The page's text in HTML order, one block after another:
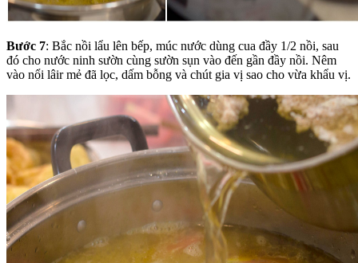
Bước 7: Bắc nồi lẩu lên bếp, múc nước dùng cua đầy 1/2 nồi, sau
đó cho nước ninh sườn cùng sườn sụn vào đến gần đầy nồi. Nêm
vào nổi lâir mẻ đã lọc, dấm bỗng và chút gia vị sao cho vừa khẩu vị.